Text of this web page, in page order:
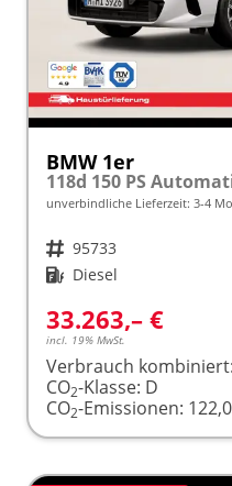
BMW 1er
118d 150 PS
unverbindliche Lieferzeit: 3-4
Fahrzeugnr. 95733
Kraftstoff Diesel
33.263,– €
incl. 19% MwSt.
Verbrauch kombiniert:
CO2-Klasse: D
CO2-Emissionen: